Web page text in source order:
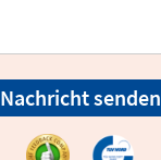
Nachricht senden